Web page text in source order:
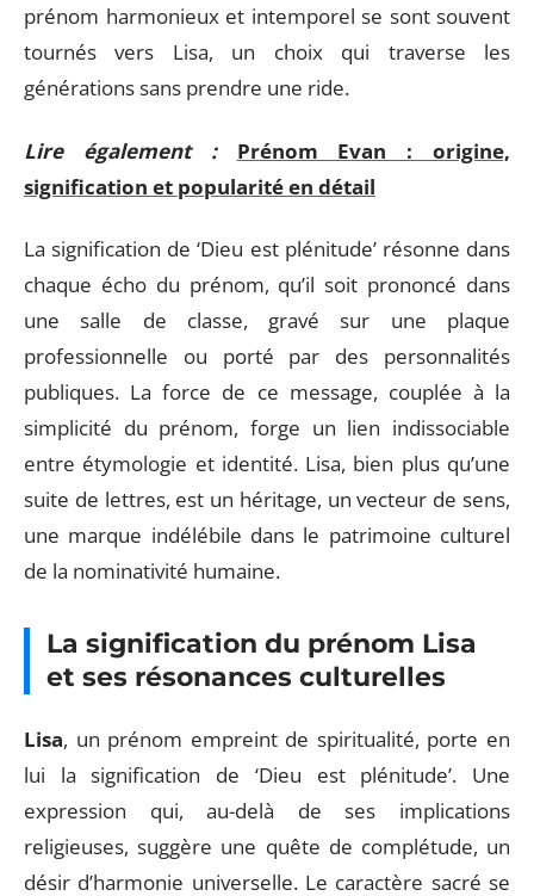
prénom harmonieux et intemporel se sont souvent
tournés vers Lisa, un choix qui traverse les
générations sans prendre une ride.
Lire également :
Prénom Evan : origine,
signification et popularité en détail
La signification de ‘Dieu est plénitude’ résonne dans
chaque écho du prénom, qu’il soit prononcé dans
une salle de classe, gravé sur une plaque
professionnelle ou porté par des personnalités
publiques. La force de ce message, couplée à la
simplicité du prénom, forge un lien indissociable
entre étymologie et identité. Lisa, bien plus qu’une
suite de lettres, est un héritage, un vecteur de sens,
une marque indélébile dans le patrimoine culturel
de la nominativité humaine.
La signification du prénom Lisa
et ses résonances culturelles
Lisa, un prénom empreint de spiritualité, porte en
lui la signification de ‘Dieu est plénitude’. Une
expression qui, au-delà de ses implications
religieuses, suggère une quête de complétude, un
désir d’harmonie universelle. Le caractère sacré se